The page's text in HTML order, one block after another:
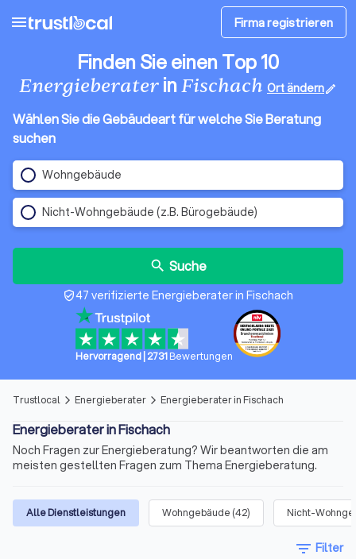
menu Firma registrieren
Finden Sie einen Top 10
EnergieberaterinFischach Ort ändernedit
Wählen Sie die Gebäudeart für welche Sie Beratung
suchen
Wohngebäude
Nicht-Wohngebäude (z.B. Bürogebäude)
search Suche
verified_user47 verifizierte Energieberater in Fischach
Hervorragend| 2731 Bewertungen
Trustlocal arrow_forward_ios Energieberater arrow_forward_ios Energieberater in Fischach
Energieberater in Fischach
Noch Fragen zur Energieberatung? Wir beantworten die am
meisten gestellten Fragen zum Thema Energieberatung.
Alle Dienstleistungen Wohngebäude (42) Nicht-
filter_list Filter